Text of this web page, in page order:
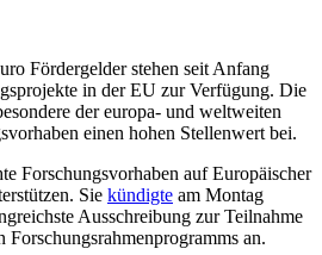
Fördergelder stehen seit Anfang
in der EU zur Verfügung. Die
der europa- und weltweiten
einen hohen Stellenwert bei.
Forschungsvorhaben auf Europäischer
Sie kündigte am Montag
Ausschreibung zur Teilnahme
Forschungsrahmenprogramms an.